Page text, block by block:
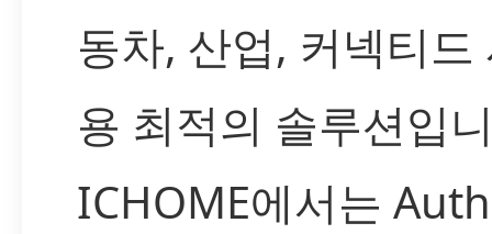
동차, 산업, 커넥티드
용 최적의 솔루션입
ICHOME에서는